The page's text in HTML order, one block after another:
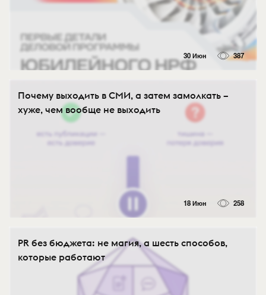
30 Июн 387
Почему выходить в СМИ, а затем замолкать –
хуже, чем вообще не выходить
18 Июн 258
PR без бюджета: не магия, а шесть способов,
которые работают